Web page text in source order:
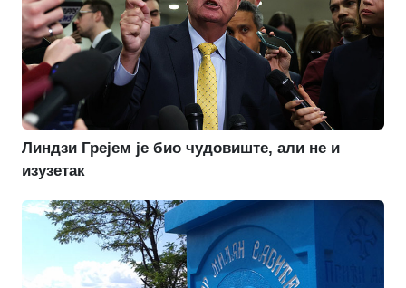
Линдзи Грејем је био чудовиште, али не и
изузетак